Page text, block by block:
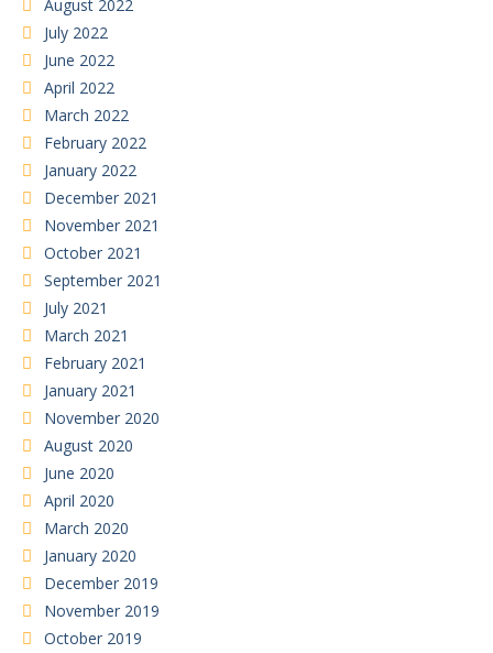
August 2022
July 2022
June 2022
April 2022
March 2022
February 2022
January 2022
December 2021
November 2021
October 2021
September 2021
July 2021
March 2021
February 2021
January 2021
November 2020
August 2020
June 2020
April 2020
March 2020
January 2020
December 2019
November 2019
October 2019